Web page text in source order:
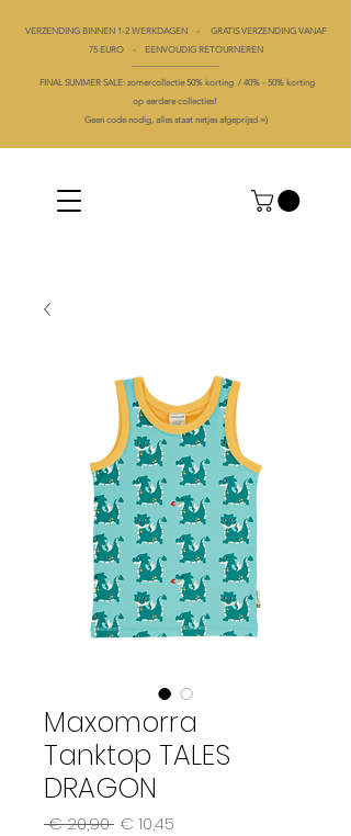
VERZENDING BINNEN 1-2 WERKDAGEN - GRATIS VERZENDING VANAF
75 EURO - EENVOUDIG RETOURNEREN
----------------------------------------
FINAL SUMMER SALE: zomercollectie 50% korting / 40% - 50% korting
op eerdere collecties!
Geen code nodig, alles staat netjes afgeprijsd =)
Maxomorra
Tanktop TALES
DRAGON
€ 20,90 Normale
€ 10,45